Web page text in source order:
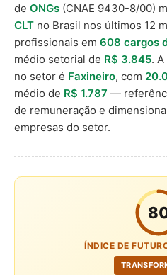
de ONGs (CNAE 9430-8/00)
CLT no Brasil nos últimos 12
profissionais em 608 cargos
médio setorial de R$ 3.845.
no setor é Faxineiro, com
médio de R$ 1.787 —
de remuneração e
empresas do setor.
ÍNDICE DE